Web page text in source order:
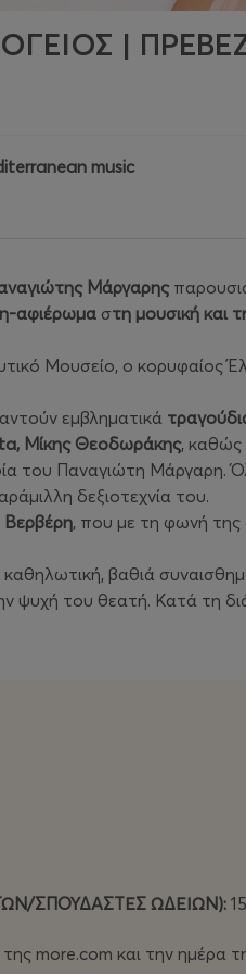
|
music
Μάργαρης
αφιέρωμα στη μουσική και
Μουσείο, ο κορυφαίος
εμβληματικά
Μίκης Θεοδωράκης, καθώς
του Παναγιώτη Μάργαρη.
δεξιοτεχνία του.
Βερβέρη, που με τη φωνή της
βαθιά
ψυχή του θεατή. Κατά τη
ΣΠΟΥΔΑΣΤΕΣ ΩΔΕΙΩΝ):
της more.com και την